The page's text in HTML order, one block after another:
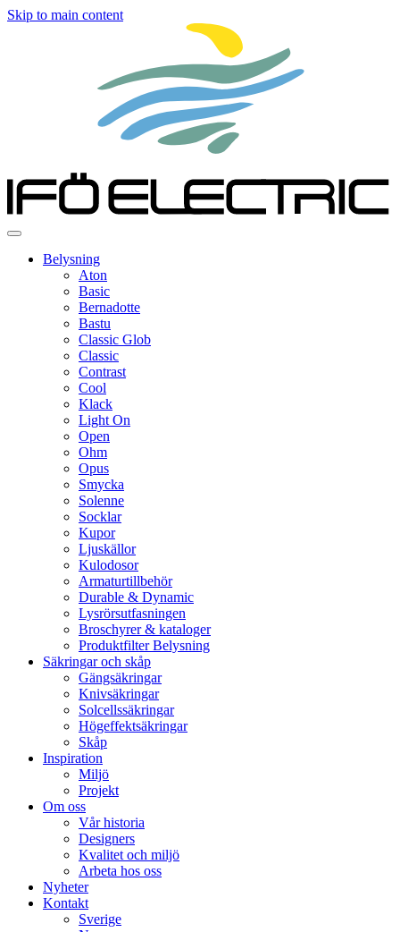
Skip to main content
Belysning
Aton
Basic
Bernadotte
Bastu
Classic Glob
Classic
Contrast
Cool
Klack
Light On
Open
Ohm
Opus
Smycka
Solenne
Socklar
Kupor
Ljuskällor
Kulodosor
Armaturtillbehör
Durable & Dynamic
Lysrörsutfasningen
Broschyrer & kataloger
Produktfilter Belysning
Säkringar och skåp
Gängsäkringar
Knivsäkringar
Solcellssäkringar
Högeffektsäkringar
Skåp
Inspiration
Miljö
Projekt
Om oss
Vår historia
Designers
Kvalitet och miljö
Arbeta hos oss
Nyheter
Kontakt
Sverige